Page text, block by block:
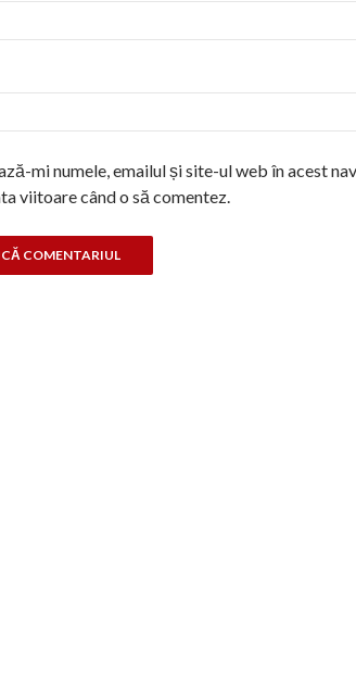
mi numele, emailul și site-ul web în acest
viitoare când o să comentez.